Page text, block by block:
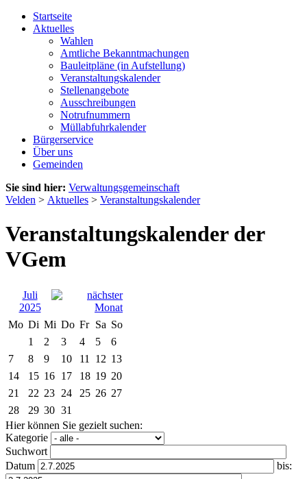
Startseite
Aktuelles
Wahlen
Amtliche Bekanntmachungen
Bauleitpläne (in Aufstellung)
Veranstaltungskalender
Stellenangebote
Ausschreibungen
Notrufnummern
Müllabfuhrkalender
Bürgerservice
Über uns
Gemeinden
Sie sind hier: Verwaltungsgemeinschaft
Velden > Aktuelles > Veranstaltungskalender
Veranstaltungskalender der
VGem
Juli
2025
Mo Di Mi Do Fr Sa So
1
2 3 4 5
6
7
8 9 10 11 12 13
14
15 16 17 18 19 20
21
22 23 24 25 26 27
28
29 30 31
Hier können Sie gezielt suchen:
Kategorie
Suchwort
Datum
bis: